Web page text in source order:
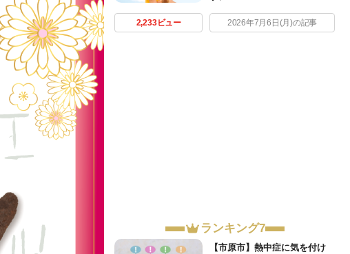
2,233ビュー 2026年7月6日(月)の記事
ランキング7
【市原市】熱中症に気を付け